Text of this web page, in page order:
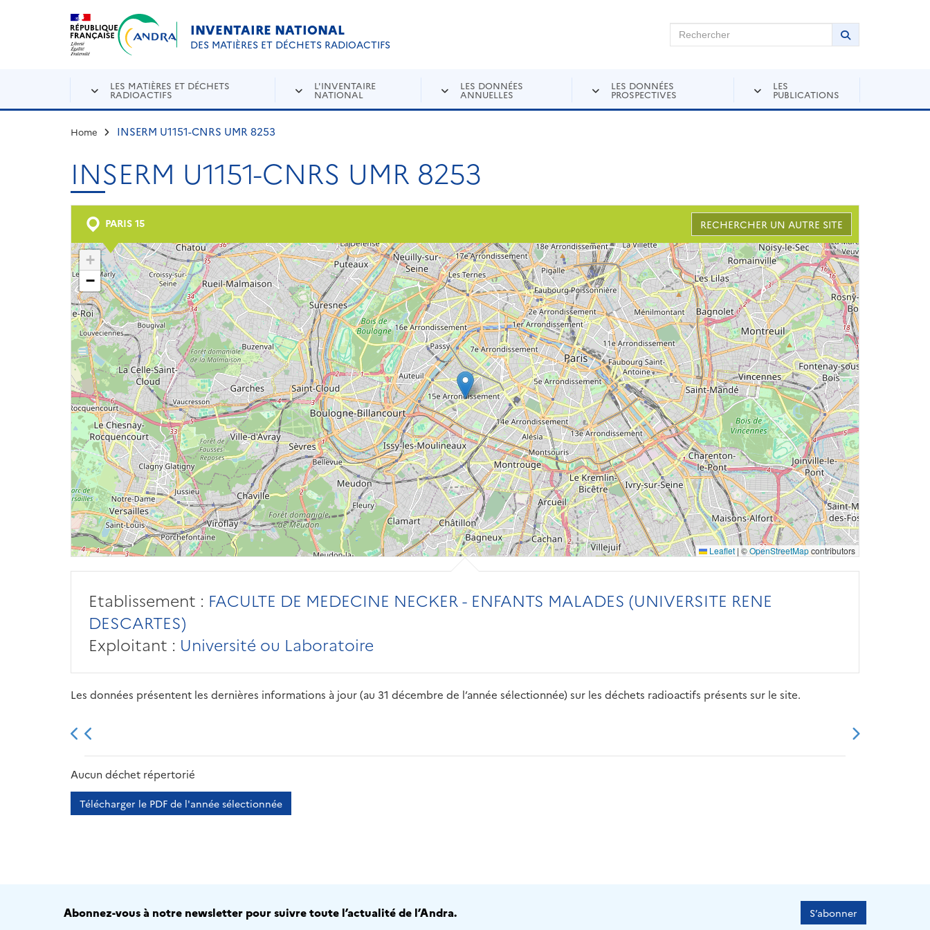
Aller au contenu principal
INVENTAIRE NATIONAL
DES MATIÈRES ET DÉCHETS RADIOACTIFS
Rechercher sur Andra Inventaire Rechercher
Lancer la
LES MATIÈRES ET DÉCHETS
RADIOACTIFS
L'INVENTAIRE
NATIONAL
LES DONNÉES
ANNUELLES
LES DONNÉES
PROSPECTIVES
LES
PUBLICATIONS
Home INSERM U1151-CNRS UMR 8253
INSERM U1151-CNRS UMR 8253
PARIS 15 RECHERCHER UN AUTRE SITE
+
−
Leaflet | ©OpenStreetMapcontributors
Etablissement : FACULTE DE MEDECINE NECKER - ENFANTS MALADES (UNIVERSITE RENE
DESCARTES)
Exploitant : Université ou Laboratoire
Les données présentent les dernières informations à jour (au 31 décembre de l’année sélectionnée) sur les déchets radioactifs présents sur le site.
2013 2014
Aucun déchet répertorié
Télécharger le PDF de l'année sélectionnée
Abonnez-vous à notre newsletter pour suivre toute l’actualité de l’Andra. S’abonner